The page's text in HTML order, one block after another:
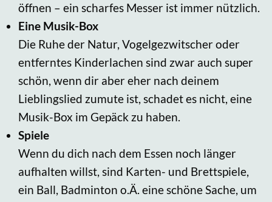
öffnen – ein scharfes Messer ist immer nützlich.
Eine Musik-Box
Die Ruhe der Natur, Vogelgezwitscher oder
entferntes Kinderlachen sind zwar auch super
schön, wenn dir aber eher nach deinem
Lieblingslied zumute ist, schadet es nicht, eine
Musik-Box im Gepäck zu haben.
Spiele
Wenn du dich nach dem Essen noch länger
aufhalten willst, sind Karten- und Brettspiele,
ein Ball, Badminton o.Ä. eine schöne Sache, um